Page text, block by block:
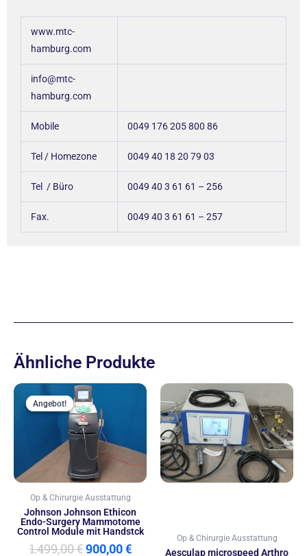
www.mtc-
hamburg.com
info@mtc-
hamburg.com
Mobile 0049 176 205 800 86
Tel / Homezone 0049 40 18 20 79 03
Tel / Büro 0049 40 3 61 61 – 256
Fax. 0049 40 3 61 61 – 257
Ähnliche Produkte
Angebot!
Angebot!
Op & Chirurgie Ausstattung
Johnson Johnson Ethicon
Endo-Surgery Mammotome
Control Module mit Handstck
1.499,00€
Ursprünglicher
Preis
war:
1.499,00 €
900,00€
Aktueller
900,00 €.
Op & Chirurgie Ausstattung
Aesculap microspeed Arthro